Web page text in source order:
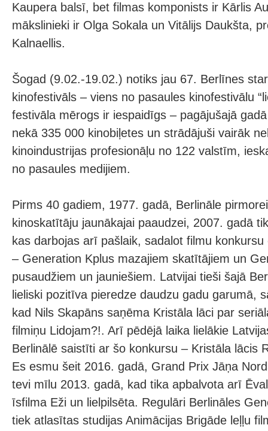
Kaupera balsī, bet filmas komponists ir Kārlis
mākslinieki ir Olga Sokala un Vitālijs Daukšta,
Kalnaellis.
Šogad (9.02.-19.02.) notiks jau 67. Berlīnes
kinofestivāls – viens no pasaules kinofestivālu
festivāla mērogs ir iespaidīgs – pagājušajā
nekā 335 000 kinobiļetes un strādājuši vairāk
kinoindustrijas profesionāļu no 122 valstīm,
no pasaules medijiem.
Pirms 40 gadiem, 1977. gadā, Berlināle
kinoskatītāju jaunākajai paaudzei, 2007. gadā
kas darbojas arī pašlaik, sadalot filmu
– Generation Kplus mazajiem skatītājiem un
pusaudžiem un jauniešiem. Latvijai tieši šajā
lieliski pozitīva pieredze daudzu gadu garumā,
kad Nils Skapāns saņēma Kristāla lāci par
filmiņu Lidojam?!. Arī pēdējā laika lielākie
Berlinālē saistīti ar šo konkursu – Kristāla lācis
Es esmu šeit 2016. gadā, Grand Prix Jāņa
tevi mīlu 2013. gadā, kad tika apbalvota arī
īsfilma Eži un lielpilsēta. Regulāri Berlināles
tiek atlasītas studijas Animācijas Brigāde leļļu